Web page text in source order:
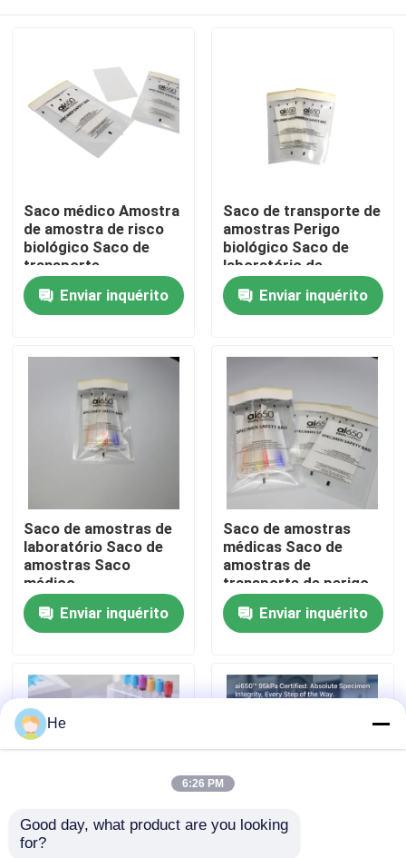
Produtos
Vídeos
Visita à fábrica
Controle de qualidade
Notícias
Solicite um orçamento
saco do transporte do espécime 95kPa
Saco médico Amostra
de amostra de risco
biológico Saco de
transporte
Enviar inquérito
Saco de transporte de
amostras Perigo
biológico Saco de
laboratório de
amostras
Enviar inquérito
Saco de amostras de
laboratório Saco de
amostras Saco
médico
Enviar inquérito
Saco de amostras
médicas Saco de
amostras de
transporte de perigo
biológico
Enviar inquérito
Saco de amostras de
He
6:26 PM
Good day, what product are you looking
for?